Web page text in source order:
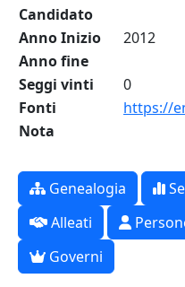
Candidato
Anno Inizio
2012
Anno fine
Seggi vinti
0
Fonti
https://
Nota
Genealogia
Alleati
Governi